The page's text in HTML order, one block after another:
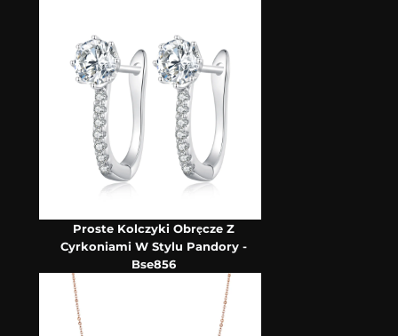
Proste Kolczyki Obręcze Z
Cyrkoniami W Stylu Pandory -
Bse856